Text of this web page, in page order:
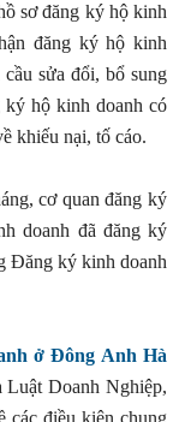
sơ đăng ký hộ kinh
đăng ký hộ kinh
sửa đổi, bổ sung
hộ kinh doanh có
khiếu nại, tố cáo.
cơ quan đăng ký
doanh đã đăng ký
Đăng ký kinh doanh
ở Đông Anh Hà
Luật Doanh Nghiệp,
các điều kiện chung